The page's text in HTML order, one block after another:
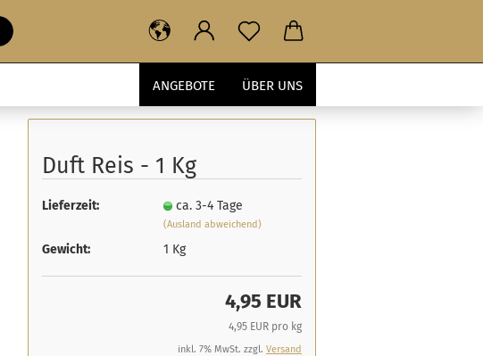
ANGEBOTE ÜBER UNS
Duft Reis - 1 Kg
Lieferzeit: ca. 3-4 Tage
(Ausland abweichend)
Gewicht: 1 Kg
4,95 EUR
4,95 EUR pro kg
inkl. 7% MwSt. zzgl. Versand